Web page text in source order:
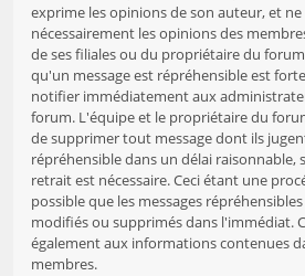
exprime les opinions de son auteur, et
nécessairement les opinions des
de ses filiales ou du propriétaire du
qu'un message est répréhensible est
notifier immédiatement aux
forum. L'équipe et le propriétaire du
de supprimer tout message dont ils
répréhensible dans un délai raisonnable,
retrait est nécessaire. Ceci étant une
possible que les messages
modifiés ou supprimés dans l'immédiat.
également aux informations contenues
membres.